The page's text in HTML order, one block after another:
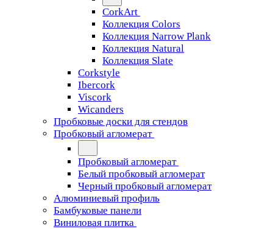
CorkArt
Коллекция Colors
Коллекция Narrow Plank
Коллекция Natural
Коллекция Slate
Corkstyle
Ibercork
Viscork
Wicanders
Пробковые доски для стендов
Пробковый агломерат
Пробковый агломерат
Белый пробковый агломерат
Черный пробковый агломерат
Алюминиевый профиль
Бамбуковые панели
Виниловая плитка